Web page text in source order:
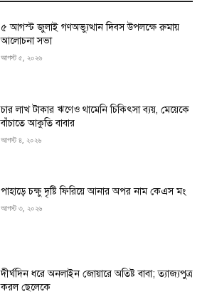
৫ আগস্ট জুলাই গণঅভ্যুত্থান দিবস উপলক্ষে রুমায়
আলোচনা সভা
আগস্ট ৫, ২০২৬
চার লাখ টাকার ঋণেও থামেনি চিকিৎসা ব্যয়, মেয়েকে
বাঁচাতে আকুতি বাবার
আগস্ট ৪, ২০২৬
পাহাড়ে চক্ষু দৃষ্টি ফিরিয়ে আনার অপর নাম কেএস মং
আগস্ট ৩, ২০২৬
দীর্ঘদিন ধরে অনলাইন জোয়ারে অতিষ্ট বাবা; ত্যাজ্যপুত্র
করল ছেলেকে